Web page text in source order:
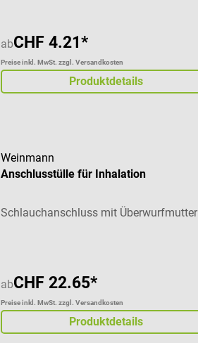
abCHF 4.21*
Preise inkl. MwSt. zzgl. Versandkosten
Produktdetails
Weinmann
Anschlusstülle für Inhalation
Schlauchanschluss mit Überwurfmutter
abCHF 22.65*
Preise inkl. MwSt. zzgl. Versandkosten
Produktdetails